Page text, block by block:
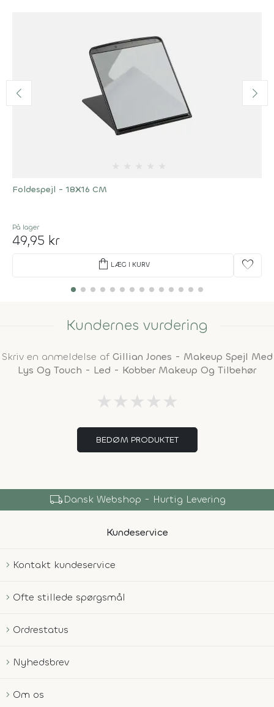
Foldespejl - 18X16 CM
På lager
49,95 kr
shopping_bag LÆG I KURV favorite
Kundernes vurdering
Skriv en anmeldelse af Gillian Jones - Makeup Spejl Med
Lys Og Touch - Led - Kobber Makeup Og Tilbehør
★ ★ ★ ★ ★
BEDØM PRODUKTET
local_shippingDansk Webshop - Hurtig Levering
Kundeservice
Kontakt kundeservice
Ofte stillede spørgsmål
Ordrestatus
Nyhedsbrev
Om os